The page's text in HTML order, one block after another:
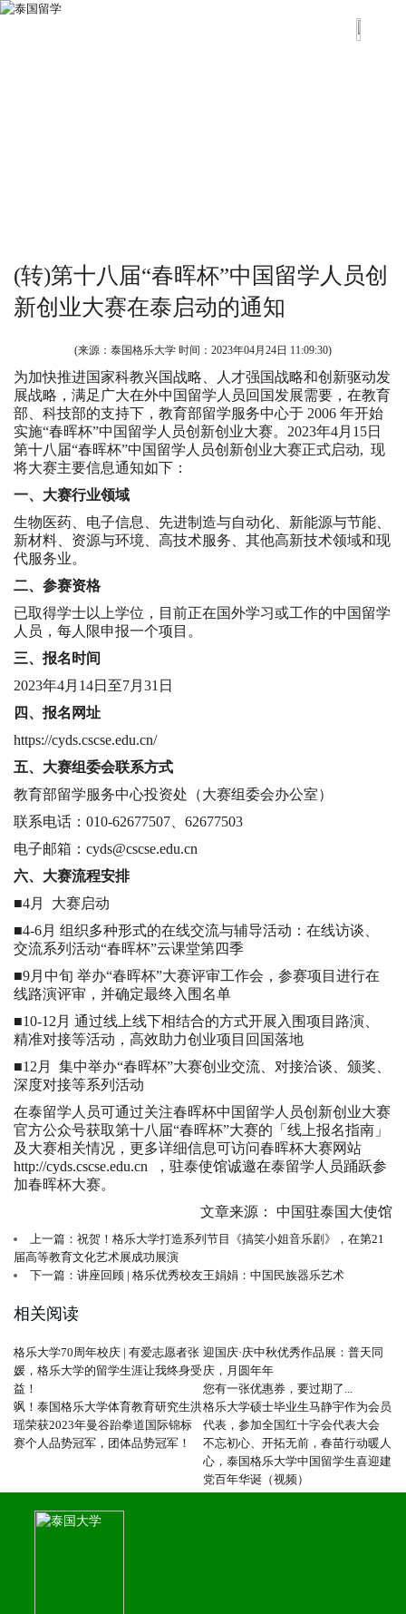
(转)第十八届“春晖杯”中国留学人员创
新创业大赛在泰启动的通知
(来源：泰国格乐大学 时间： 2023年04月24日 11:09:30)
为加快推进国家科教兴国战略、人才强国战略和创新驱动发
展战略，满足广大在外中国留学人员回国发展需要，在教育
部、科技部的支持下，教育部留学服务中心于 2006 年开始
实施“春晖杯”中国留学人员创新创业大赛。2023年4月15日
第十八届“春晖杯”中国留学人员创新创业大赛正式启动, 现
将大赛主要信息通知如下：
一、大赛行业领域
生物医药、电子信息、先进制造与自动化、新能源与节能、
新材料、资源与环境、高技术服务、其他高新技术领域和现
代服务业。
二、参赛资格
已取得学士以上学位，目前正在国外学习或工作的中国留学
人员，每人限申报一个项目。
三、报名时间
2023年4月14日至7月31日
四、报名网址
https://cyds.cscse.edu.cn/
五、大赛组委会联系方式
教育部留学服务中心投资处（大赛组委会办公室）
联系电话：010-62677507、62677503
电子邮箱： cyds@cscse.edu.cn
六、大赛流程安排
■4月 大赛启动
■4-6月 组织多种形式的在线交流与辅导活动：在线访谈、
交流系列活动“春晖杯”云课堂第四季
■9月中旬 举办“春晖杯”大赛评审工作会，参赛项目进行在
线路演评审，并确定最终入围名单
■10-12月 通过线上线下相结合的方式开展入围项目路演、
精准对接等活动，高效助力创业项目回国落地
■12月 集中举办“春晖杯”大赛创业交流、对接洽谈、颁奖、
深度对接等系列活动
在泰留学人员可通过关注春晖杯中国留学人员创新创业大赛
官方公众号获取第十八届“春晖杯”大赛的「线上报名指南」
及大赛相关情况，更多详细信息可访问春晖杯大赛网站
http://cyds.cscse.edu.cn ，驻泰使馆诚邀在泰留学人员踊跃参
加春晖杯大赛。
文章来源： 中国驻泰国大使馆
上一篇：祝贺！格乐大学打造系列节目《搞笑小姐音乐剧》，在第21
届高等教育文化艺术展成功展演
下一篇：讲座回顾 | 格乐优秀校友王娟娟：中国民族器乐艺术
相关阅读
格乐大学70周年校庆 | 有爱志愿者张
媛，格乐大学的留学生涯让我终身受
益！
迎国庆·庆中秋优秀作品展：普天同
庆，月圆年年
您有一张优惠券，要过期了...
飒！泰国格乐大学体育教育研究生洪
瑶荣获2023年曼谷跆拳道国际锦标
赛个人品势冠军，团体品势冠军！
格乐大学硕士毕业生马静宇作为会员
代表，参加全国红十字会代表大会
不忘初心、开拓无前，春苗行动暖人
心，泰国格乐大学中国留学生喜迎建
党百年华诞（视频）